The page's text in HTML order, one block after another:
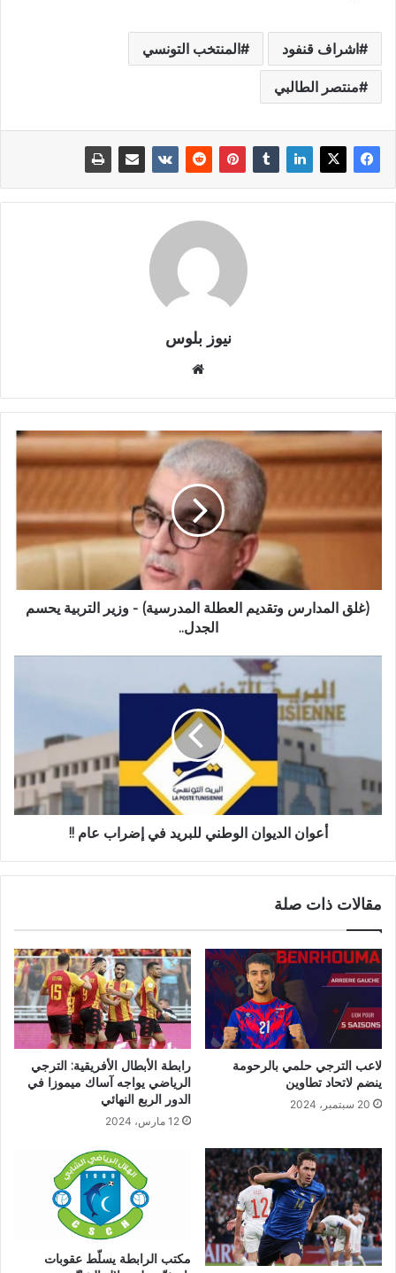
اشراف قنفود المنتخب التونسي
منتصر الطالبي
نيوز بلوس
(غلق المدارس وتقديم العطلة المدرسية) - وزير التربية يحسم
الجدل..
أعوان الديوان الوطني للبريد في إضراب عام !!
مقالات ذات صلة
لاعب الترجي حلمي بالرحومة
ينضم لاتحاد تطاوين
20 سبتمبر، 2024
رابطة الأبطال الأفريقية: الترجي
الرياضي يواجه آساك ميموزا في
الدور الربع النهائي
12 مارس، 2024
مكتب الرابطة يسلّط عقوبات